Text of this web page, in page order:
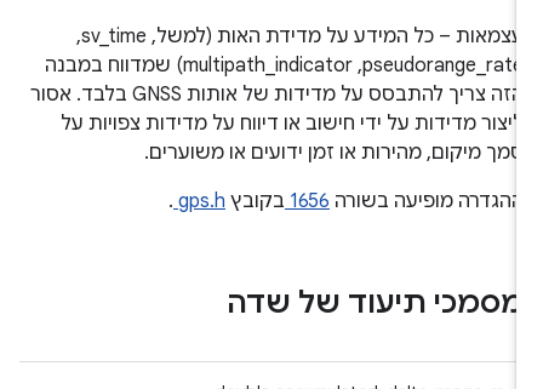
עצמאות – כל המידע על מדידת האות (למשל, sv_time,‏
pseudorange_rate,‏ multipath_indicator) שמדווח במבנה
הזה צריך להתבסס על מדידות של אותות GNSS בלבד. אסור
ליצור מדידות על ידי חישוב או דיווח על מדידות צפויות על
סמך מיקום, מהירות או זמן ידועים או משוערים.
ההגדרה מופיעה בשורה1656 בקובץgps.h
.
מסמכי תיעוד של שדה